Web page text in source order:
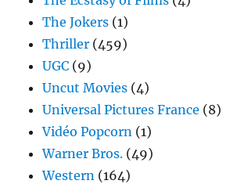
The Jokers (1)
Thriller (459)
UGC (9)
Uncut Movies (4)
Universal Pictures France (8)
Vidéo Popcorn (1)
Warner Bros. (49)
Western (164)